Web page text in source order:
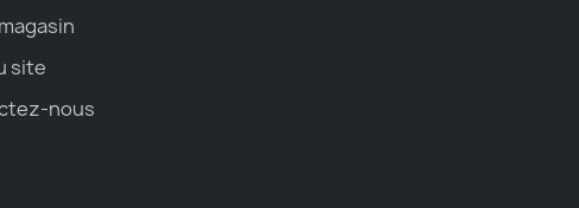
site
nous